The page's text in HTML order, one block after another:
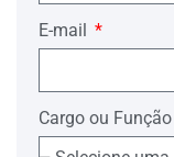
E-mail
Cargo ou Função